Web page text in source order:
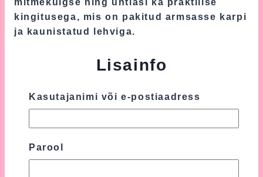
mitmekülgse ning ühtlasi ka praktilise
kingitusega, mis on pakitud armsasse karpi
ja kaunistatud lehviga.
Lisainfo
Kaal
0.06 kg
Kasutajanimi või e-postiaadress
Parool